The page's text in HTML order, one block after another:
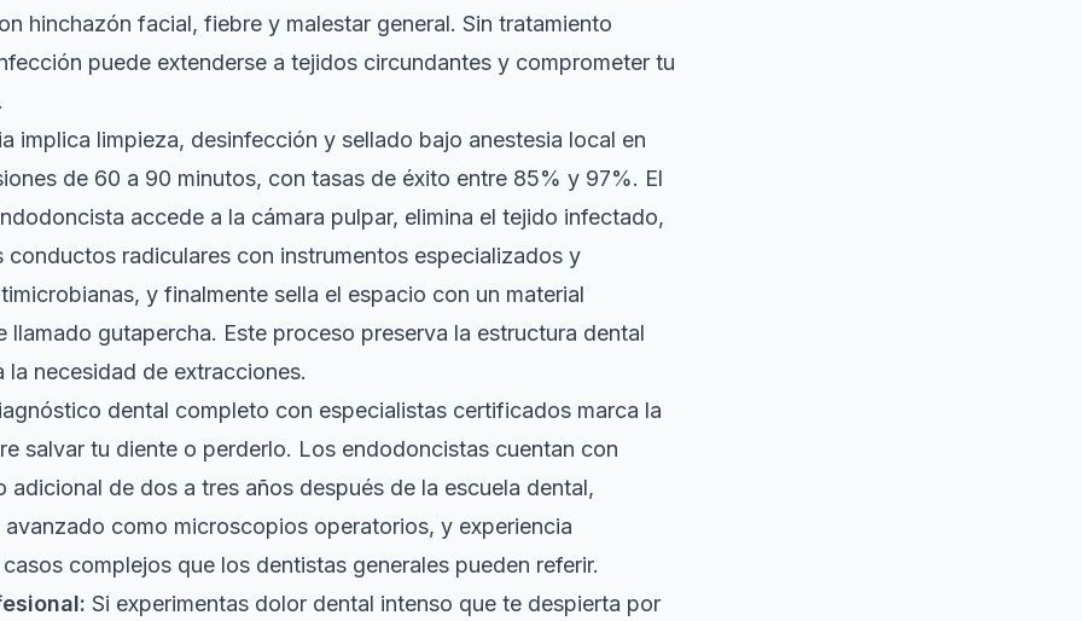
hinchazón facial, fiebre y malestar general. Sin tratamiento
puede extenderse a tejidos circundantes y comprometer tu
implica limpieza, desinfección y sellado bajo anestesia local en
de 60 a 90 minutos, con tasas de éxito entre 85% y 97%. El
accede a la cámara pulpar, elimina el tejido infectado,
conductos radiculares con instrumentos especializados y
y finalmente sella el espacio con un material
llamado gutapercha. Este proceso preserva la estructura dental
la necesidad de extracciones.
dental completo con especialistas certificados marca la
salvar tu diente o perderlo. Los endodoncistas cuentan con
adicional de dos a tres años después de la escuela dental,
como microscopios operatorios, y experiencia
complejos que los dentistas generales pueden referir.
Si experimentas dolor dental intenso que te despierta por